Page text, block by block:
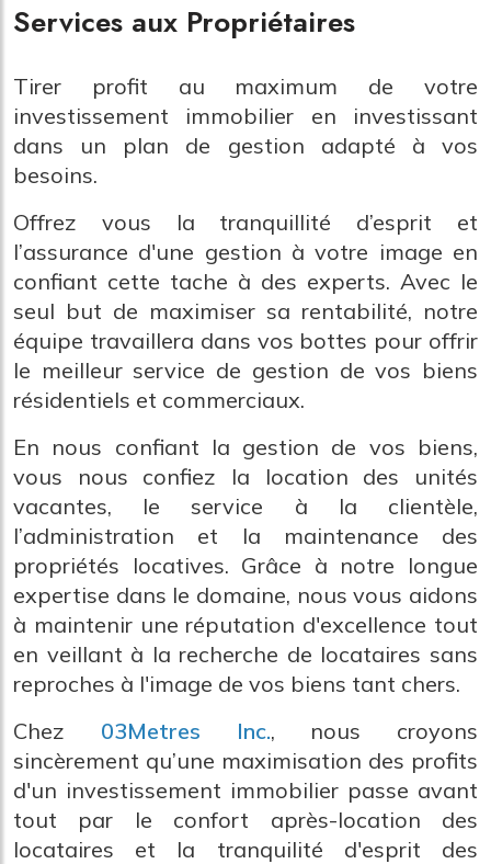
Services aux Propriétaires
Tirer profit au maximum de votre
investissement immobilier en investissant
dans un plan de gestion adapté à vos
besoins.
Offrez vous la tranquillité d’esprit et
l’assurance d'une gestion à votre image en
confiant cette tache à des experts. Avec le
seul but de maximiser sa rentabilité, notre
équipe travaillera dans vos bottes pour offrir
le meilleur service de gestion de vos biens
résidentiels et commerciaux.
En nous confiant la gestion de vos biens,
vous nous confiez la location des unités
vacantes, le service à la clientèle,
l’administration et la maintenance des
propriétés locatives. Grâce à notre longue
expertise dans le domaine, nous vous aidons
à maintenir une réputation d'excellence tout
en veillant à la recherche de locataires sans
reproches à l'image de vos biens tant chers.
Chez 03Metres Inc., nous croyons
sincèrement qu’une maximisation des profits
d'un investissement immobilier passe avant
tout par le confort après-location des
locataires et la tranquilité d'esprit des